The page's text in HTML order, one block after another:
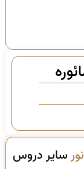
سایر دروس